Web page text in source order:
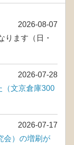
2026-08-07
ります（日・
2026-07-28
文京倉庫300
2026-07-17
会）の増刷が